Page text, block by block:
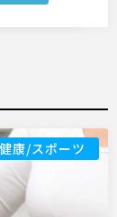
康/スポーツ